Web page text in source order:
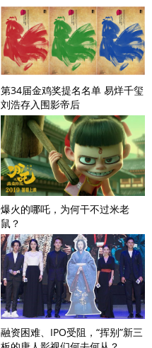
第34届金鸡奖提名名单 易烊千玺
刘浩存入围影帝后
爆火的哪吒，为何干不过米老
鼠？
融资困难、IPO受阻，“挥别”新三